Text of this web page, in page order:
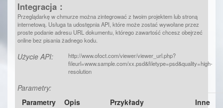
Integracja：
Przeglądarkę w chmurze można zintegrować z twoim projektem lub stroną
internetową. Usługa ta udostępnia API, które może zostać wywołane przez
proste podanie adresu URL dokumentu, którego zawartość chcesz obejrzeć
online bez pisania żadnego kodu.
Użycie API:
http://www.ofoct.com/viewer/viewer_url.php?
fileurl=www.sample.com/xx.psd&filetype=psd&quality=high-
resolution
Parametry:
Parametry
Opis Przykłady Inne